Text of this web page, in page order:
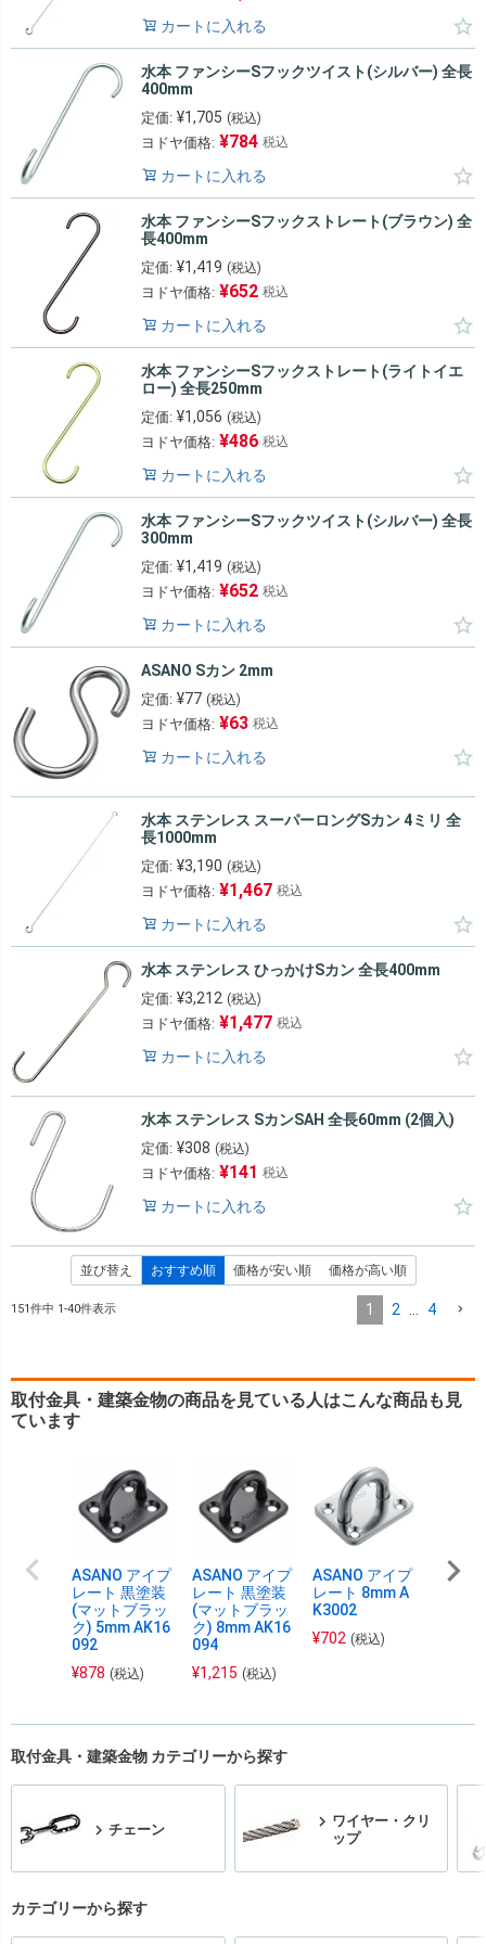
カートに入れる
水本 ファンシーSフックツイスト(シルバー) 全長
400mm
定価: ¥1,705 (税込)
ヨドヤ価格: ¥784 税込
カートに入れる
水本 ファンシーSフックストレート(ブラウン) 全
長400mm
定価: ¥1,419 (税込)
ヨドヤ価格: ¥652 税込
カートに入れる
水本 ファンシーSフックストレート(ライトイエ
ロー) 全長250mm
定価: ¥1,056 (税込)
ヨドヤ価格: ¥486 税込
カートに入れる
水本 ファンシーSフックツイスト(シルバー) 全長
300mm
定価: ¥1,419 (税込)
ヨドヤ価格: ¥652 税込
カートに入れる
ASANO Sカン 2mm
定価: ¥77 (税込)
ヨドヤ価格: ¥63 税込
カートに入れる
水本 ステンレス スーパーロングSカン 4ミリ 全
長1000mm
定価: ¥3,190 (税込)
ヨドヤ価格: ¥1,467 税込
カートに入れる
水本 ステンレス ひっかけSカン 全長400mm
定価: ¥3,212 (税込)
ヨドヤ価格: ¥1,477 税込
カートに入れる
水本 ステンレス SカンSAH 全長60mm (2個入)
定価: ¥308 (税込)
ヨドヤ価格: ¥141 税込
カートに入れる
並び替え おすすめ順 価格が安い順 価格が高い順
151件中 1-40件表示 1 2 4
取付金具・建築金物の商品を見ている人はこんな商品も見
ています
ASANO アイプ
レート 黒塗装
(マットブラッ
ク) 5mm AK16
092
¥878 (税込)
ASANO アイプ
レート 黒塗装
(マットブラッ
ク) 8mm AK16
094
¥1,215 (税込)
ASANO アイプ
レート 8mm A
K3002
¥702 (税込)
取付金具・建築金物 カテゴリーから探す
チェーン
ワイヤー・クリ
ップ
カテゴリーから探す